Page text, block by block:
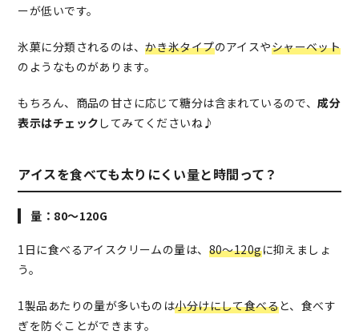
ーが低いです。
氷菓に分類されるのは、かき氷タイプのアイスやシャーベット
のようなものがあります。
もちろん、商品の甘さに応じて糖分は含まれているので、成分
表示はチェック してみてくださいね♪
アイスを食べても太りにくい量と時間って？
量：80～120G
1日に食べるアイスクリームの量は、 80～120gに抑えましょ
う。
1製品あたりの量が多いものは小分けにして食べると、食べす
ぎを防ぐことができます。